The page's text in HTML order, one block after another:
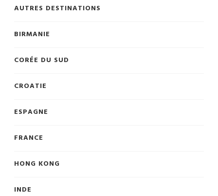
AUTRES DESTINATIONS
BIRMANIE
CORÉE DU SUD
CROATIE
ESPAGNE
FRANCE
HONG KONG
INDE